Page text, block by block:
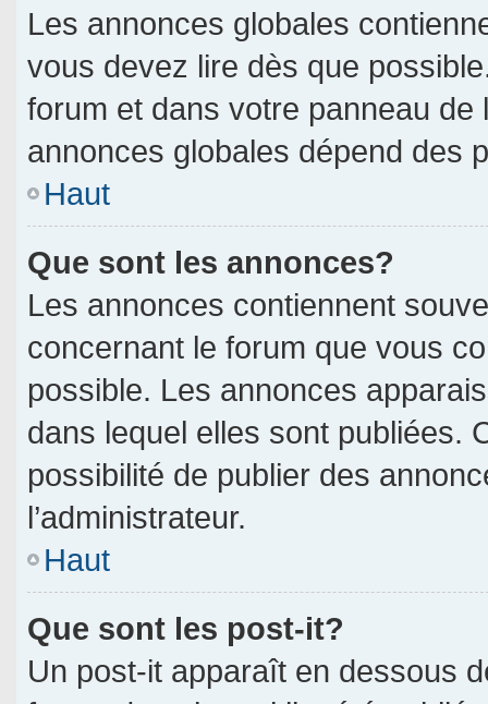
Les annonces globales
vous devez lire dès que
forum et dans votre panneau de
annonces globales dépend des
Haut
Que sont les annonces?
Les annonces contiennent
concernant le forum que vous
possible. Les annonces
dans lequel elles sont publiées.
possibilité de publier des
l’administrateur.
Haut
Que sont les post-it?
Un post-it apparaît en dessous